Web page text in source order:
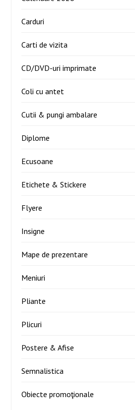
Carduri
Carti de vizita
CD/DVD-uri imprimate
Coli cu antet
Cutii & pungi ambalare
Diplome
Ecusoane
Etichete & Stickere
Flyere
Insigne
Mape de prezentare
Meniuri
Pliante
Plicuri
Postere & Afise
Semnalistica
Obiecte promoţionale